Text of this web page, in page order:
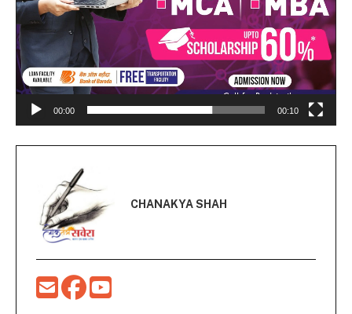
00:00 00:10
CHANAKYA SHAH